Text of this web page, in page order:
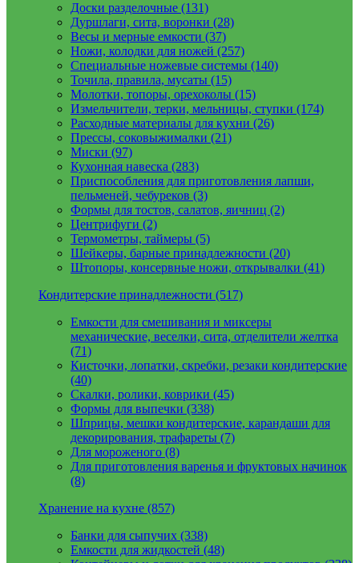
Доски разделочные (131)
Дуршлаги, сита, воронки (28)
Весы и мерные емкости (37)
Ножи, колодки для ножей (257)
Специальные ножевые системы (140)
Точила, правила, мусаты (15)
Молотки, топоры, орехоколы (15)
Измельчители, терки, мельницы, ступки (174)
Расходные материалы для кухни (26)
Прессы, соковыжималки (21)
Миски (97)
Кухонная навеска (283)
Приспособления для приготовления лапши,
пельменей, чебуреков (3)
Формы для тостов, салатов, яичниц (2)
Центрифуги (2)
Термометры, таймеры (5)
Шейкеры, барные принадлежности (20)
Штопоры, консервные ножи, открывалки (41)
Кондитерские принадлежности (517)
Емкости для смешивания и миксеры
механические, веселки, сита, отделители желтка
(71)
Кисточки, лопатки, скребки, резаки кондитерские
(40)
Скалки, ролики, коврики (45)
Формы для выпечки (338)
Шприцы, мешки кондитерские, карандаши для
декорирования, трафареты (7)
Для мороженого (8)
Для приготовления варенья и фруктовых начинок
(8)
Хранение на кухне (857)
Банки для сыпучих (338)
Емкости для жидкостей (48)